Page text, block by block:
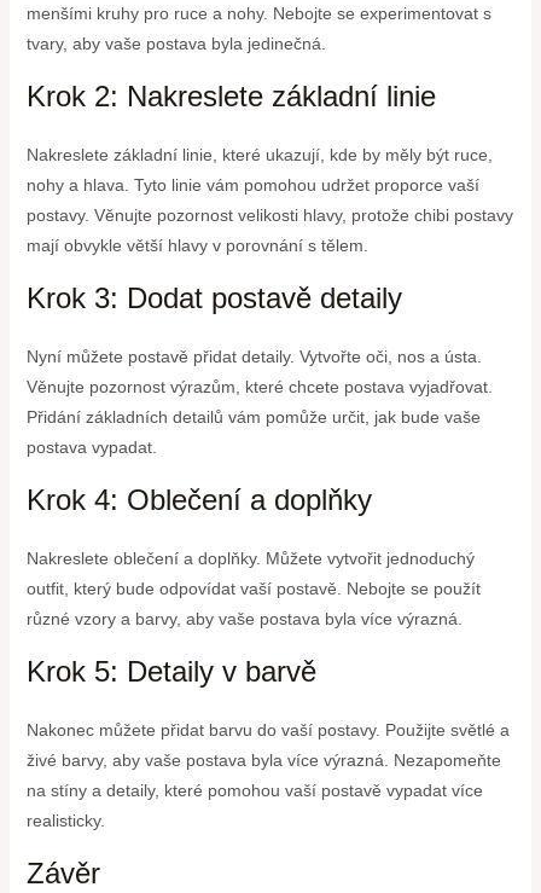
menšími kruhy pro ruce a nohy. Nebojte se experimentovat s
tvary, aby vaše postava byla jedinečná.
Krok 2: Nakreslete základní linie
Nakreslete základní linie, které ukazují, kde by měly být ruce,
nohy a hlava. Tyto linie vám pomohou udržet proporce vaší
postavy. Věnujte pozornost velikosti hlavy, protože chibi postavy
mají obvykle větší hlavy v porovnání s tělem.
Krok 3: Dodat postavě detaily
Nyní můžete postavě přidat detaily. Vytvořte oči, nos a ústa.
Věnujte pozornost výrazům, které chcete postava vyjadřovat.
Přidání základních detailů vám pomůže určit, jak bude vaše
postava vypadat.
Krok 4: Oblečení a doplňky
Nakreslete oblečení a doplňky. Můžete vytvořit jednoduchý
outfit, který bude odpovídat vaší postavě. Nebojte se použít
různé vzory a barvy, aby vaše postava byla více výrazná.
Krok 5: Detaily v barvě
Nakonec můžete přidat barvu do vaší postavy. Použijte světlé a
živé barvy, aby vaše postava byla více výrazná. Nezapomeňte
na stíny a detaily, které pomohou vaší postavě vypadat více
realisticky.
Závěr